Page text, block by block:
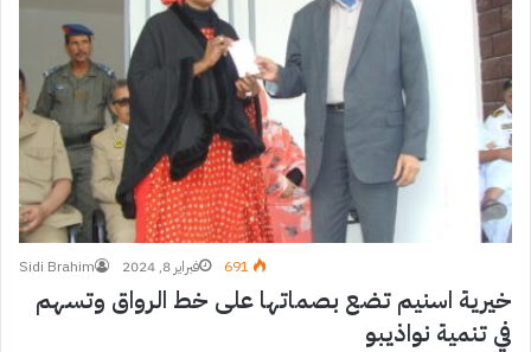
Sidi Brahim فبراير 8, 2024
خيرية اسنيم تضع بصماتها على خط الرواق وتسهم
في تنمية نواذيبو